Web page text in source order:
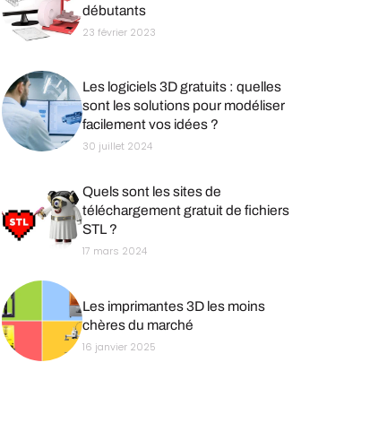
débutants
23 février 2023
Les logiciels 3D gratuits : quelles
sont les solutions pour modéliser
facilement vos idées ?
30 juillet 2024
Quels sont les sites de
téléchargement gratuit de fichiers
STL ?
17 mars 2024
Les imprimantes 3D les moins
chères du marché
16 janvier 2025